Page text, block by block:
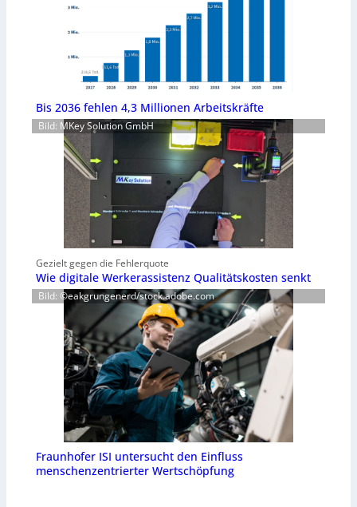
Bis 2036 fehlen 4,3 Millionen Arbeitskräfte
Bild: MKey Solution GmbH
Gezielt gegen die Fehlerquote
Wie digitale Werkerassistenz Qualitätskosten senkt
Bild: ©eakgrungenerd/stock.adobe.com
Fraunhofer ISI untersucht den Einfluss
menschenzentrierter Wertschöpfung